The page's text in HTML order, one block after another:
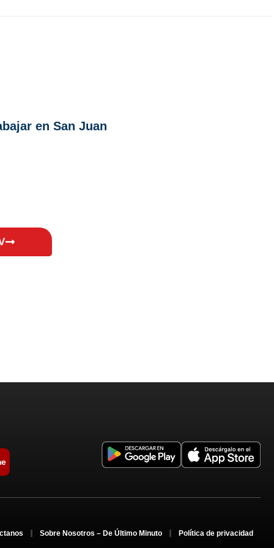
en San Juan
Sobre Nosotros – De Último Minuto Política de privacidad